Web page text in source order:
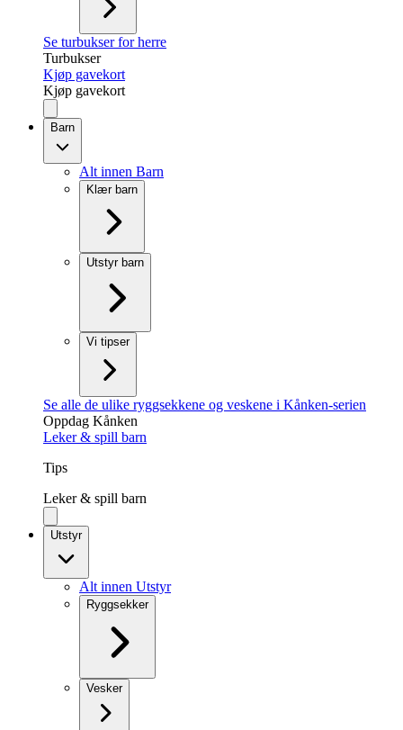
Se turbukser for herre
Turbukser
Kjøp gavekort
Kjøp gavekort
Barn
Alt innen Barn
Klær barn
Utstyr barn
Vi tipser
Se alle de ulike ryggsekkene og veskene i Kånken-serien
Oppdag Kånken
Leker & spill barn
Tips
Leker & spill barn
Utstyr
Alt innen Utstyr
Ryggsekker
Vesker